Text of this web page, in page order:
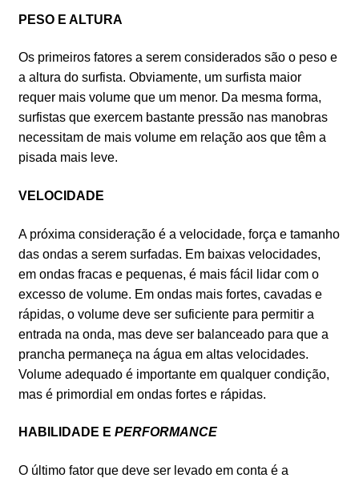
consultoria
parceiros
contato
journal
PESO E ALTURA
Os primeiros fatores a serem considerados são o peso e
a altura do surfista. Obviamente, um surfista maior
requer mais volume que um menor. Da mesma forma,
surfistas que exercem bastante pressão nas manobras
necessitam de mais volume em relação aos que têm a
pisada mais leve.
VELOCIDADE
A próxima consideração é a velocidade, força e tamanho
das ondas a serem surfadas. Em baixas velocidades,
em ondas fracas e pequenas, é mais fácil lidar com o
excesso de volume. Em ondas mais fortes, cavadas e
rápidas, o volume deve ser suficiente para permitir a
entrada na onda, mas deve ser balanceado para que a
prancha permaneça na água em altas velocidades.
Volume adequado é importante em qualquer condição,
mas é primordial em ondas fortes e rápidas.
HABILIDADE E PERFORMANCE
O último fator que deve ser levado em conta é a